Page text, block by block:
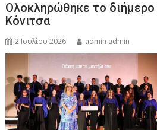
Ολοκληρώθηκε το
Κόνιτσα
2 Ιουλίου 2026 admin admin